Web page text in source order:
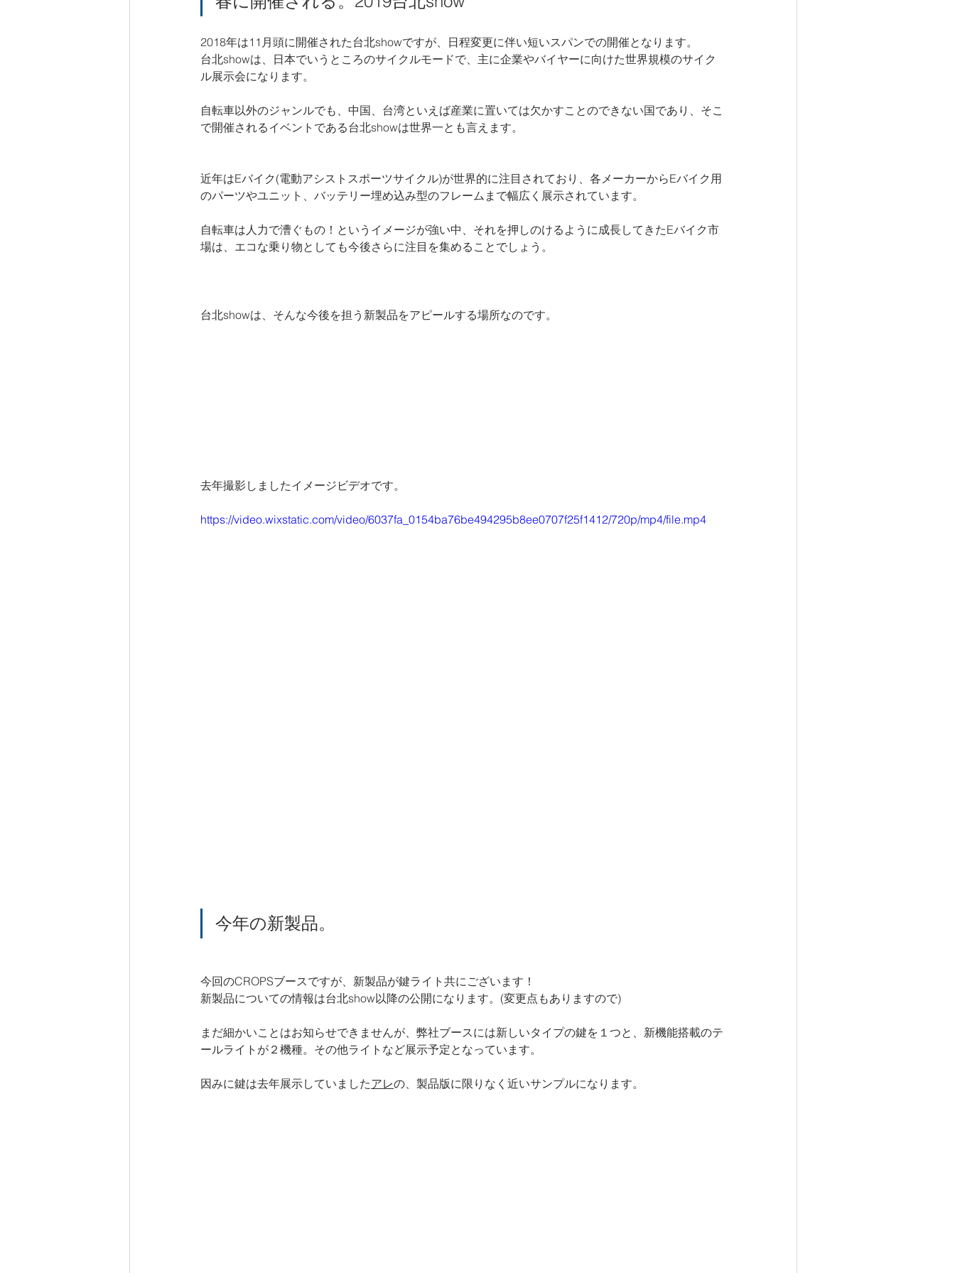
2018年は11月頭に開催された台北showですが、日程変更に伴い短いスパンでの開催となります。
台北showは、日本でいうところのサイクルモードで、主に企業やバイヤーに向けた世界規模のサイク
ル展示会になります。
自転車以外のジャンルでも、中国、台湾といえば産業に置いては欠かすことのできない国であり、そこ
で開催されるイベントである台北showは世界一とも言えます。
近年はEバイク(電動アシストスポーツサイクル)が世界的に注目されており、各メーカーからEバイク用
のパーツやユニット、バッテリー埋め込み型のフレームまで幅広く展示されています。
自転車は人力で漕ぐもの！というイメージが強い中、それを押しのけるように成長してきたEバイク市
場は、エコな乗り物としても今後さらに注目を集めることでしょう。
台北showは、そんな今後を担う新製品をアピールする場所なのです。
去年撮影しましたイメージビデオです。
https://video.wixstatic.com/video/6037fa_0154ba76be494295b8ee0707f25f1412/720p/mp4/file.mp4
今年の新製品。
今回のCROPSブースですが、新製品が鍵ライト共にございます！
新製品についての情報は台北show以降の公開になります。(変更点もありますので)
まだ細かいことはお知らせできませんが、弊社ブースには新しいタイプの鍵を１つと、新機能搭載のテ
ールライトが２機種。その他ライトなど展示予定となっています。
因みに鍵は去年展示していましたアレの、製品版に限りなく近いサンプルになります。